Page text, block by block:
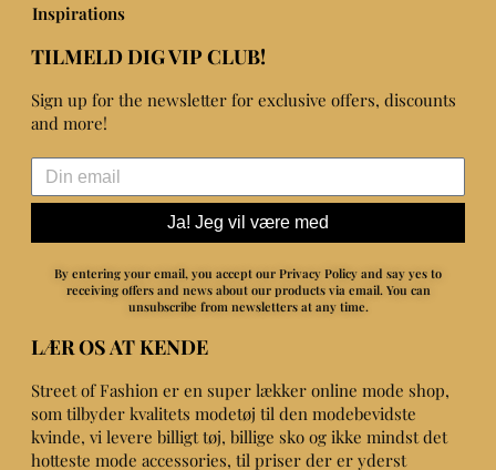
Inspirations
TILMELD DIG VIP CLUB!
Sign up for the newsletter for exclusive offers, discounts
and more!
Ja! Jeg vil være med
By entering your email, you accept our Privacy Policy and say yes to
receiving offers and news about our products via email. You can
unsubscribe from newsletters at any time.
LÆR OS AT KENDE
Street of Fashion er en super lækker online mode shop,
som tilbyder kvalitets modetøj til den modebevidste
kvinde, vi levere billigt tøj, billige sko og ikke mindst det
hotteste mode accessories, til priser der er yderst